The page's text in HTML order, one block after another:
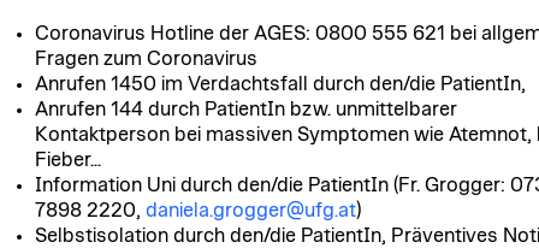
Coronavirus Hotline der AGES: 0800 555 621 bei
Fragen zum Coronavirus
Anrufen 1450 im Verdachtsfall durch den/die PatientIn,
Anrufen 144 durch PatientIn bzw. unmittelbarer
Kontaktperson bei massiven Symptomen wie Atemnot,
Fieber...
Information Uni durch den/die PatientIn (Fr. Grogger:
7898 2220, daniela.grogger@ufg.at)
Selbstisolation durch den/die PatientIn, Präventives